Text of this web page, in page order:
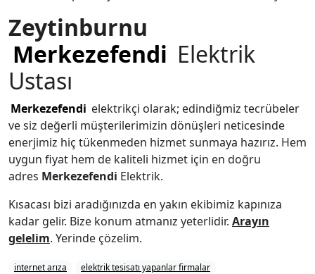
Zeytinburnu
Merkezefendi Elektrik
Ustası
Merkezefendi elektrikçi olarak; edindiğmiz tecrübeler
ve siz değerli müşterilerimizin dönüşleri neticesinde
enerjimiz hiç tükenmeden hizmet sunmaya hazırız. Hem
uygun fiyat hem de kaliteli hizmet için en doğru
adres Merkezefendi Elektrik.
Kısacası bizi aradığınızda en yakın ekibimiz kapınıza
kadar gelir. Bize konum atmanız yeterlidir. Arayın
gelelim. Yerinde çözelim.
internet arıza
elektrik tesisatı yapanlar firmalar